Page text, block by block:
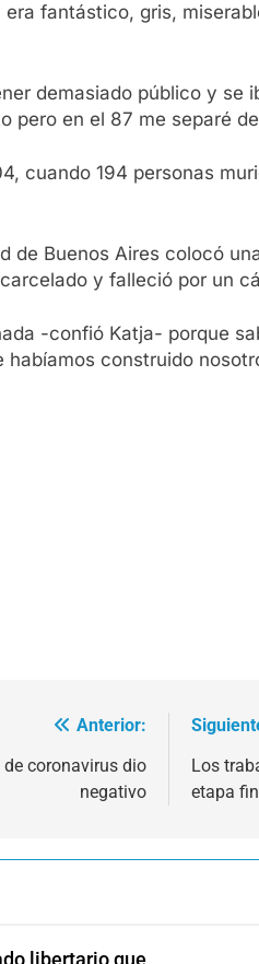
fantástico, gris,
demasiado público y
pero en el 87 me separé
cuando 194 personas
de Buenos Aires colocó
y falleció por un
-confió Katja- porque
habíamos construido
Anterior:
coronavirus dio
negativo
Los
etapa
libertario que